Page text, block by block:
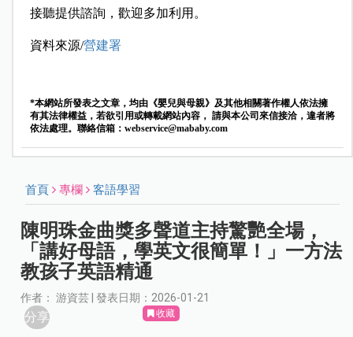
接聽提供諮詢，歡迎多加利用。
資料來源/營建署
*本網站所發表之文章，均由《嬰兒與母親》及其他相關著作權人依法擁
有其法律權益，若欲引用或轉載網站內容， 請與本公司來信接洽，違者將
依法處理。聯絡信箱： webservice@mababy.com
首頁 專欄 客語學習
陳明珠金曲獎多聲道主持驚艷全場，
「講好母語，學英文很簡單！」一方法
教孩子英語精通
作者： 游資芸 | 發表日期：2026-01-21
分享 收藏